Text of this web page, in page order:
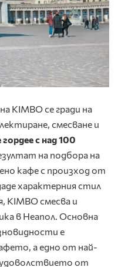
KIMBO се гради на
смесване и
с над 100
на подбора на
кафе с произход от
характерния стил
KIMBO смесва и
в Неапол. Основна
е
а едно от най-
удоволствието от